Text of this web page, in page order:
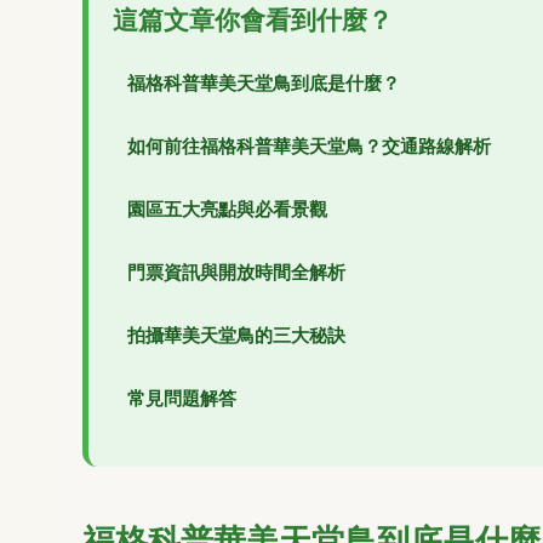
這篇文章你會看到什麼？
福格科普華美天堂鳥到底是什麼？
如何前往福格科普華美天堂鳥？交通路線解析
園區五大亮點與必看景觀
門票資訊與開放時間全解析
拍攝華美天堂鳥的三大秘訣
常見問題解答